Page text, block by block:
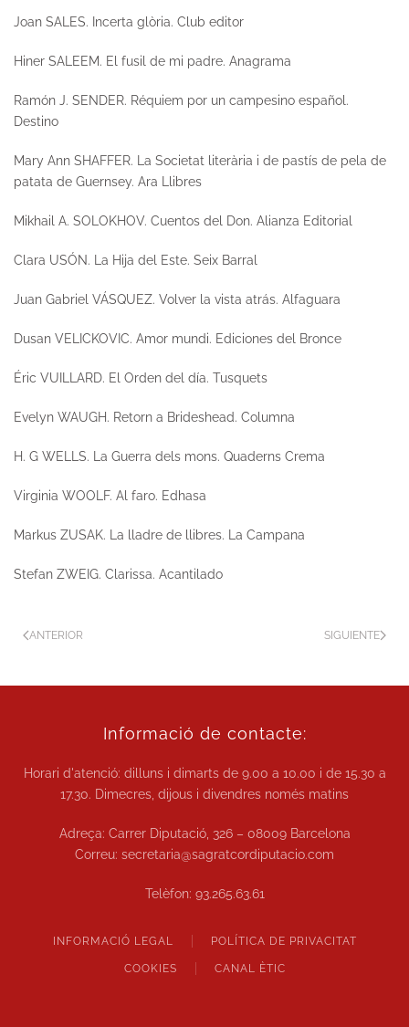
Joan SALES. Incerta glòria. Club editor
Hiner SALEEM. El fusil de mi padre. Anagrama
Ramón J. SENDER. Réquiem por un campesino español .
Destino
Mary Ann SHAFFER.
La Societat literària i de pastís de pela de
patata de Guernsey. Ara Llibres
Mikhail A. SOLOKHOV. Cuentos del Don. Alianza Editorial
Clara USÓN. La Hija del Este. Seix Barral
Juan Gabriel VÁSQUEZ. Volver la vista atrás. Alfaguara
Dusan VELICKOVIC. Amor mundi. Ediciones del Bronce
Éric VUILLARD. El Orden del día. Tusquets
Evelyn WAUGH. Retorn a Brideshead. Columna
H. G WELLS. La Guerra dels mons. Quaderns Crema
Virginia WOOLF. Al faro. Edhasa
Markus ZUSAK. La lladre de llibres. La Campana
Stefan ZWEIG. Clarissa. Acantilado
ANTERIOR SIGUIENTE
Informació de contacte:
Horari d'atenció: dilluns i dimarts de9.00 a 10.00 i de 15.30 a
17.30. Dimecres, dijous i divendres només matins
Adreça: Carrer Diputació, 326 – 08009 Barcelona
Correu: secretaria@sagratcordiputacio.com
Telèfon: 93.265.63.61
INFORMACIÓ LEGAL POLÍTICA DE PRIVACITAT
COOKIES CANAL ÈTIC